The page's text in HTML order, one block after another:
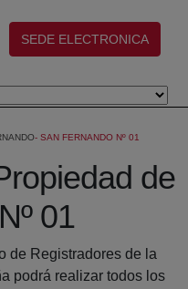
(abre en nueva ventana)
SEDE ELECTRONICA
SAN FERNANDO Nº 01
de
01
de Registradores de la
podrá realizar todos los